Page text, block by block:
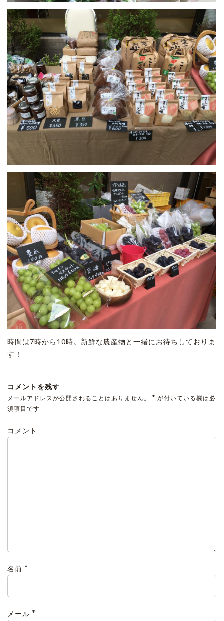
時間は7時から10時。新鮮な農産物と一緒にお待ちしておりま
す！
コメントを残す
メールアドレスが公開されることはありません。 * が付いている欄は必
須項目です
コメント
名前 *
メール *